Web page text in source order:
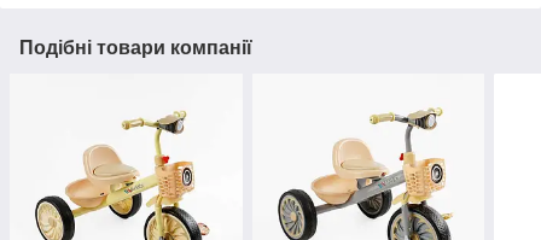
Подібні товари компанії